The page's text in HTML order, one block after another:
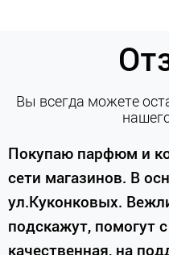
Вы всегда можете
Покупаю парфюм и
сети магазинов. В
ул.Куконковых.
подскажут, помогут
качественная, на